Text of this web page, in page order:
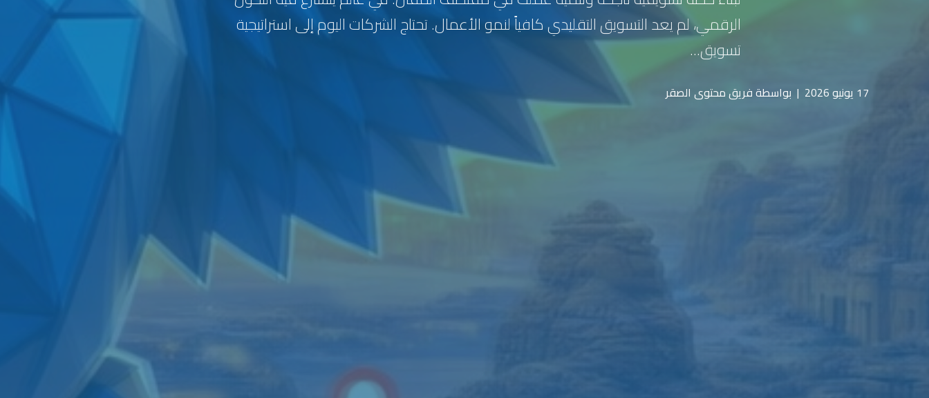
الرقمي، لم يعد التسويق التقليدي كافياً لنمو الأعمال. تحتاج الشركات اليوم إلى استراتيجية
تسويق...
17 يونيو 2026 | بواسطة فريق محتوى الصقر